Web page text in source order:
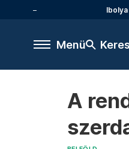
Ibolya
Menü
A